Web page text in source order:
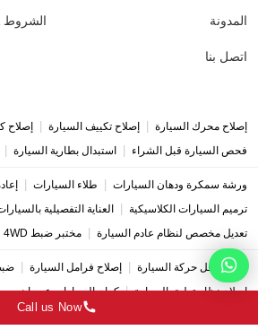
المدونة
اتصل بنا
الشروط
إصلاح محرك السيارة إصلاح تكييف السيارة إصلاح
فحص السيارة قبل الشراء استبدال بطارية السيارة
ورشة سمكرة ودهان السيارات طلاء السيارات
ترميم السيارات الكلاسيكية العناية التفصيلية
تعديل مخصص لنظام عادم السيارة مختبر ضبط 4WD
إصلاح ناقل حركة السيارة إصلاح فرامل السيارة
إصلاح نظام تعليق السيارة | كراج السيارات عجمان
Call us Now